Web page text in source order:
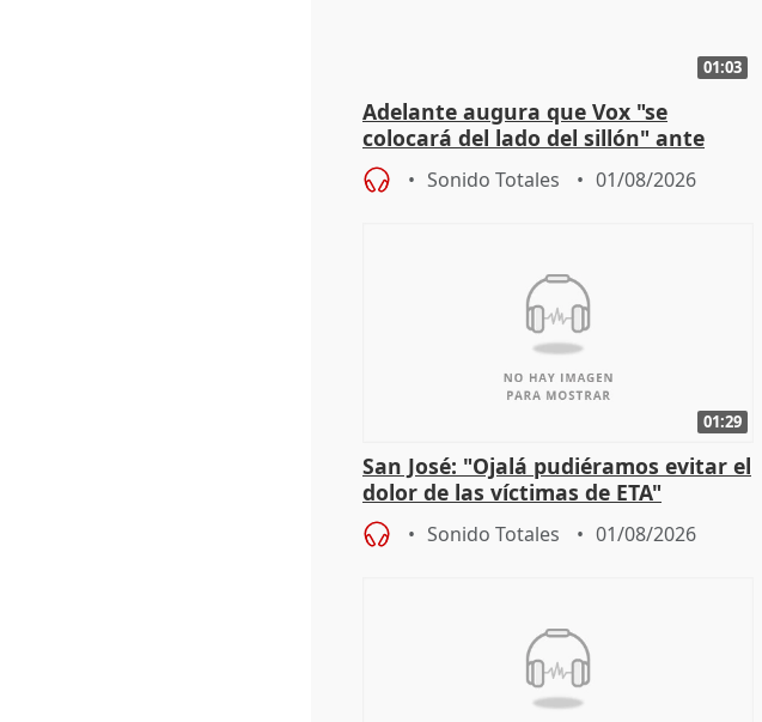
01:03
Adelante augura que Vox "se
colocará del lado del sillón" ante
iniciativas de la oposición
Sonido Totales 01/08/2026
01:29
San José: "Ojalá pudiéramos evitar el
dolor de las víctimas de ETA"
Sonido Totales 01/08/2026